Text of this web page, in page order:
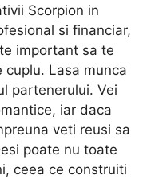
Scorpion in
si financiar,
important sa te
Lasa munca
partenerului. Vei
iar daca
veti reusi sa
poate nu toate
ceea ce construiti